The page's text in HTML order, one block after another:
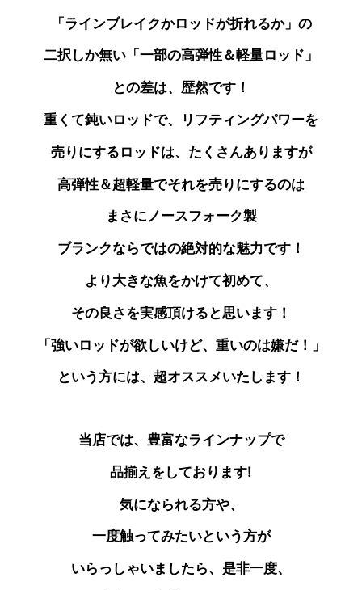
「ラインブレイクかロッドが折れるか」の
二択しか無い「一部の高弾性＆軽量ロッド」
との差は、歴然です！
重くて鈍いロッドで、リフティングパワーを
売りにするロッドは、たくさんありますが
高弾性＆超軽量でそれを売りにするのは
まさにノースフォーク製
ブランクならではの絶対的な魅力です！
より大きな魚をかけて初めて、
その良さを実感頂けると思います！
「強いロッドが欲しいけど、重いのは嫌だ！」
という方には、超オススメいたします！
当店では、豊富なラインナップで
品揃えをしております!
気になられる方や、
一度触ってみたいという方が
いらっしゃいましたら、是非一度、